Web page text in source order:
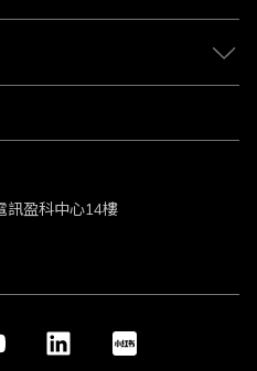
訊盈科中心14樓